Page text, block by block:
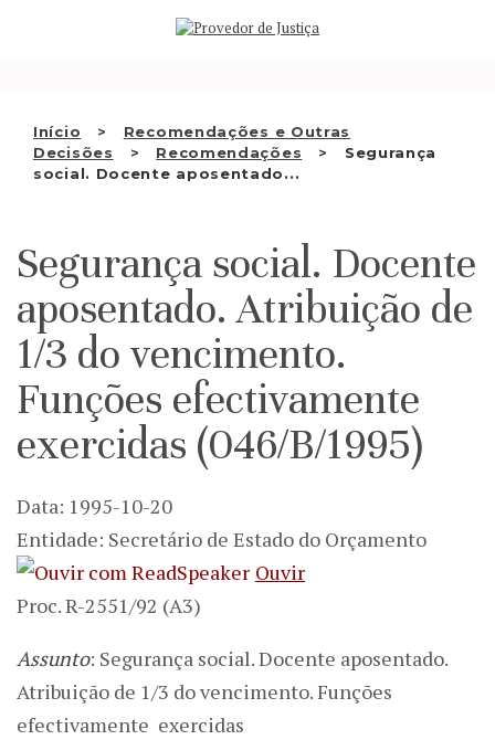
Início
Recomendações e Outras
Decisões
Recomendações
Segurança
social. Docente aposentado...
QUEM SOMOS
RECOMENDAÇÕES E OUTRAS
DECISÕES
APRESENTAR QUEIXA
PT
Segurança social. Docente
aposentado. Atribuição de
1/3 do vencimento.
Funções efectivamente
exercidas (046/B/1995)
Data: 1995-10-20
Entidade: Secretário de Estado do Orçamento
Ouvir
Proc. R-2551/92 (A3)
Assunto: Segurança social. Docente aposentado.
Atribuição de 1/3 do vencimento. Funções
efectivamente exercidas